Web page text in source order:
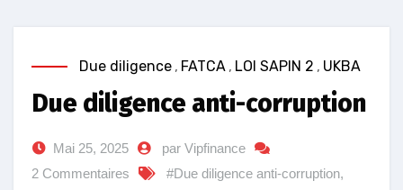
Due diligence , FATCA , LOI SAPIN 2 , UKBA
Due diligence anti-corruption
Mai 25, 2025
par Vipfinance
2 Commentaires
#Due diligence anti-corruption,